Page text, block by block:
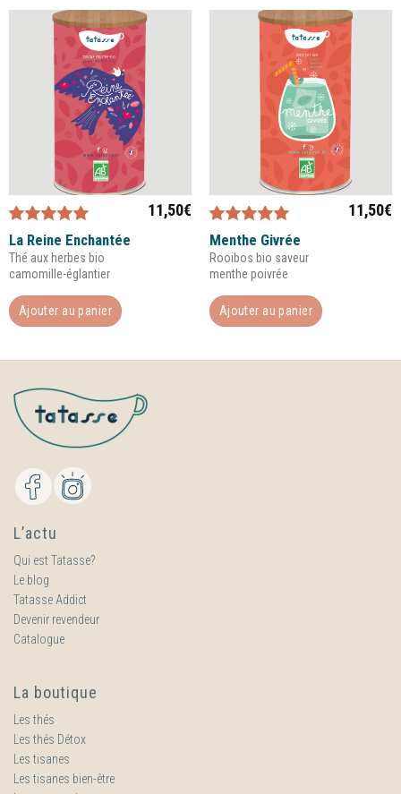
Note5.00sur
5
La Reine Enchantée
Thé aux herbes bio
camomille-églantier
11,50€
Ajouter au panier
Note5.00sur
5
Menthe Givrée
Rooibos bio saveur
menthe poivrée
11,50€
Ajouter au panier
L’actu
Qui est Tatasse?
Le blog
Tatasse Addict
Devenir revendeur
Catalogue
La boutique
Les thés
Les thés Détox
Les tisanes
Les tisanes bien-être